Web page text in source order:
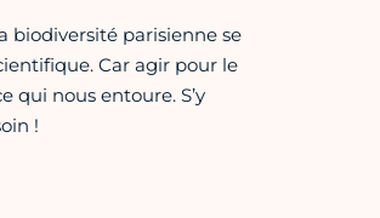
biodiversité parisienne se
Car agir pour le
qui nous entoure. S’y
!